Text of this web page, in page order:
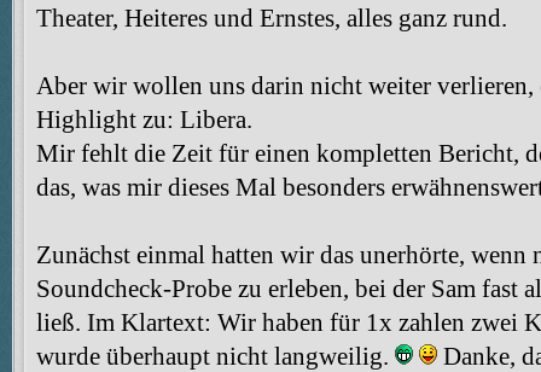
Theater, Heiteres und Ernstes, alles ganz rund.
Aber wir wollen uns darin nicht weiter verlieren,
Highlight zu: Libera.
Mir fehlt die Zeit für einen kompletten Bericht,
das, was mir dieses Mal besonders
Zunächst einmal hatten wir das unerhörte,
Soundcheck-Probe zu erleben, bei der Sam fast
ließ. Im Klartext: Wir haben für 1x zahlen zwei
wurde überhaupt nicht langweilig.
Danke,